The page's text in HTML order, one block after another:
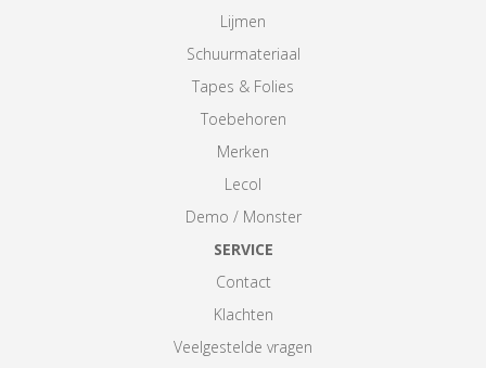
Lijmen
Schuurmateriaal
Tapes & Folies
Toebehoren
Merken
Lecol
Demo / Monster
SERVICE
Contact
Klachten
Veelgestelde vragen